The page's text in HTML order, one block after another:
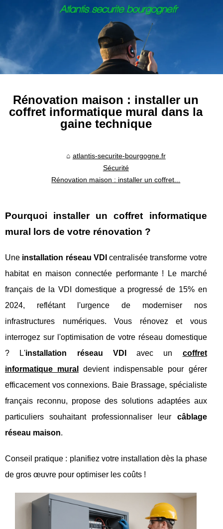
Rénovation maison : installer un
coffret informatique mural dans la
gaine technique
atlantis-securite-bourgogne.fr
Sécurité
Rénovation maison : installer un coffret...
Pourquoi installer un coffret informatique
mural lors de votre rénovation ?
Une installation réseau VDI centralisée transforme votre
habitat en maison connectée performante ! Le marché
français de la VDI domestique a progressé de 15% en
2024, reflétant l'urgence de moderniser nos
infrastructures numériques. Vous rénovez et vous
interrogez sur l'optimisation de votre réseau domestique
? L'installation réseau VDI avec un coffret
informatique mural
devient indispensable pour gérer
efficacement vos connexions. Baie Brassage, spécialiste
français reconnu, propose des solutions adaptées aux
particuliers souhaitant professionnaliser leur câblage
réseau maison.
Conseil pratique : planifiez votre installation dès la phase
de gros œuvre pour optimiser les coûts !